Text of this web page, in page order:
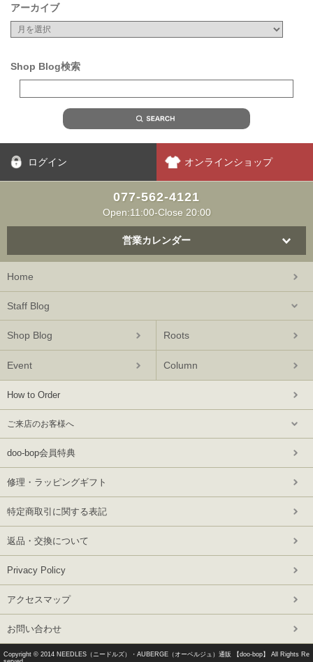
アーカイブ
Shop Blog検索
ログイン オンラインショップ
077-562-4121
Open:11:00-Close 20:00
営業カレンダー
Home
Staff Blog
Shop Blog Roots
Event Column
How to Order
ご来店のお客様へ
doo-bop会員特典
修理・ラッピングギフト
特定商取引に関する表記
返品・交換について
Privacy Policy
アクセスマップ
お問い合わせ
Copyright © 2014 NEEDLES（ニードルズ）・AUBERGE（オーベルジュ）通販 【doo-bop】
All Rights Re